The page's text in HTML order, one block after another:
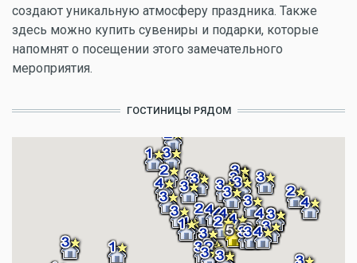
создают уникальную атмосферу праздника. Также
здесь можно купить сувениры и подарки, которые
напомнят о посещении этого замечательного
мероприятия.
ГОСТИНИЦЫ РЯДОМ